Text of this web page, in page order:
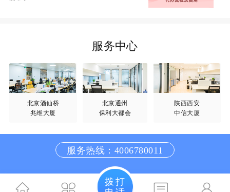
拨打
服务中心
北京酒仙桥
兆维大厦
北京通州
保利大都会
陕西西安
中信大厦
服务热线：4006780011